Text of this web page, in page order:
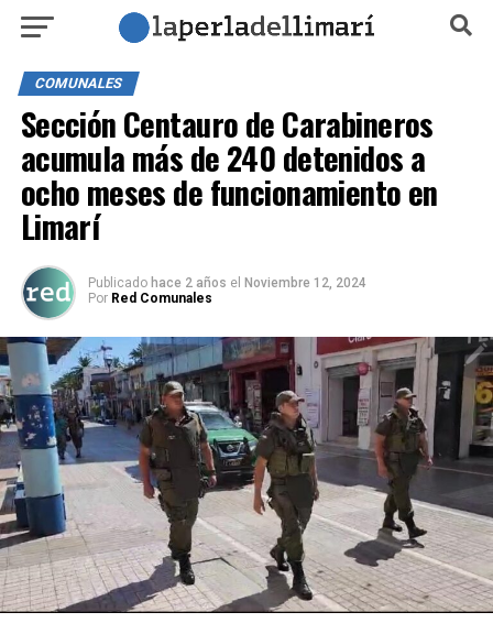
COMUNALES
Sección Centauro de Carabineros
acumula más de 240 detenidos a
ocho meses de funcionamiento en
Limarí
Publicado hace 2 años el Noviembre 12, 2024
Por Red Comunales